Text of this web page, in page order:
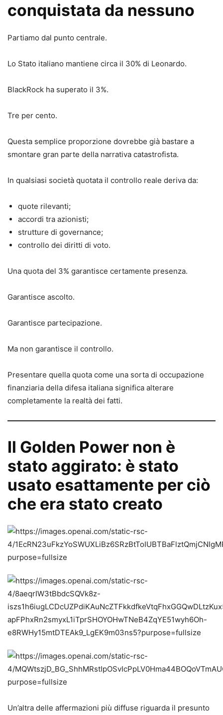
conquistata da nessuno
Partiamo dal punto centrale.
Lo Stato italiano mantiene circa il 30% di Leonardo.
BlackRock ha superato il 3%.
Tre per cento.
Questa semplice proporzione dovrebbe già bastare a
smontare gran parte della narrativa catastrofista.
In qualsiasi società quotata il controllo reale deriva da:
quote rilevanti;
accordi tra azionisti;
strutture di governance;
controllo dei diritti di voto.
Una quota del 3% garantisce certamente presenza.
Garantisce ascolto.
Garantisce partecipazione.
Ma non garantisce il controllo.
Presentare quella quota come una sorta di occupazione
finanziaria della difesa italiana significa alterare
completamente la realtà dei fatti.
Il Golden Power non è
stato aggirato: è stato
usato esattamente per ciò
che era stato creato
Un’altra delle affermazioni più diffuse riguarda il presunto